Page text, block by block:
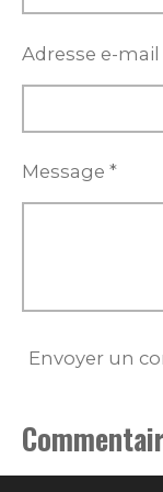
Adresse e-mail
Message *
Envoyer un